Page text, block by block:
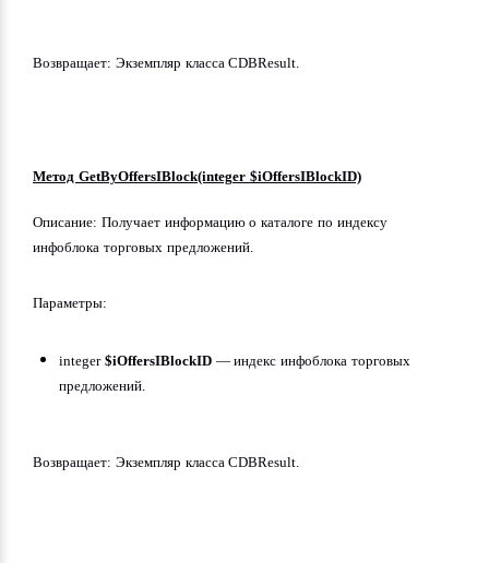
Возвращает: Экземпляр класса CDBResult.
Метод GetByOffersIBlock(integer $iOffersIBlockID)
Описание: Получает информацию о каталоге по индексу
инфоблока торговых предложений.
Параметры:
integer $iOffersIBlockID — индекс инфоблока торговых
предложений.
Возвращает: Экземпляр класса CDBResult.